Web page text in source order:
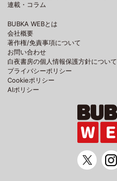
連載・コラム
BUBKA WEBとは
会社概要
著作権/免責事項について
お問い合わせ
白夜書房の個人情報保護方針について
プライバシーポリシー
Cookieポリシー
AIポリシー